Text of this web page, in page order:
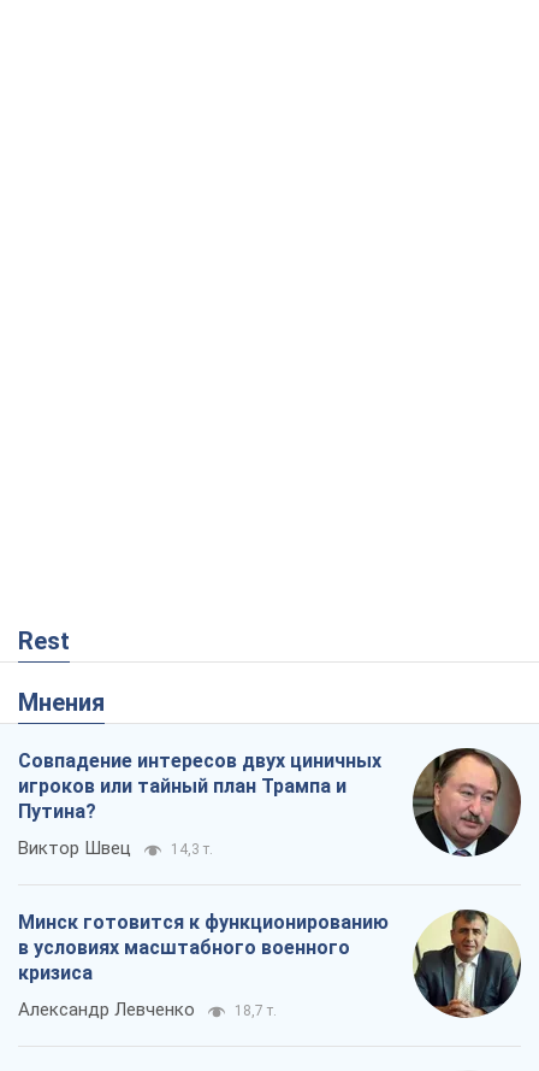
Rest
Мнения
Совпадение интересов двух циничных
игроков или тайный план Трампа и
Путина?
Виктор Швец 14,3 т.
Минск готовится к функционированию
в условиях масштабного военного
кризиса
Александр Левченко 18,7 т.